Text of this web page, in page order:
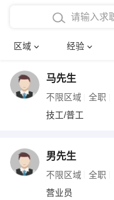
区域 经验
在校学生工作经验
四年以上工作经验
五年以上工作经验
博士
文员
财务会计
网络IT
马先生
不限区域 全职
技工/普工
男先生
不限区域 全职
营业员